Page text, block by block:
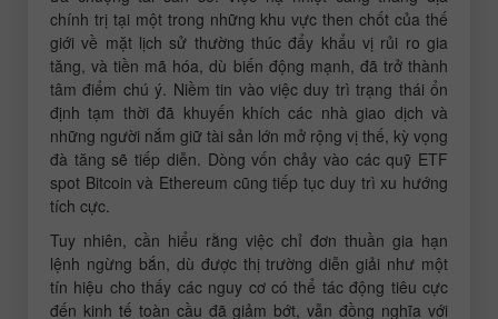
chính trị tại một trong những khu vực then chốt của thế
giới về mặt lịch sử thường thúc đẩy khẩu vị rủi ro gia
tăng, và tiền mã hóa, dù biến động mạnh, đã trở thành
tâm điểm chú ý. Niềm tin vào việc duy trì trạng thái ổn
định tạm thời đã khuyến khích các nhà giao dịch và
những người nắm giữ tài sản lớn mở rộng vị thế, kỳ vọng
đà tăng sẽ tiếp diễn. Dòng vốn chảy vào các quỹ ETF
spot Bitcoin và Ethereum cũng tiếp tục duy trì xu hướng
tích cực.
Tuy nhiên, cần hiểu rằng việc chỉ đơn thuần gia hạn
lệnh ngừng bắn, dù được thị trường diễn giải như một
tín hiệu cho thấy các nguy cơ có thể tác động tiêu cực
đến kinh tế toàn cầu đã giảm bớt, vẫn đồng nghĩa với